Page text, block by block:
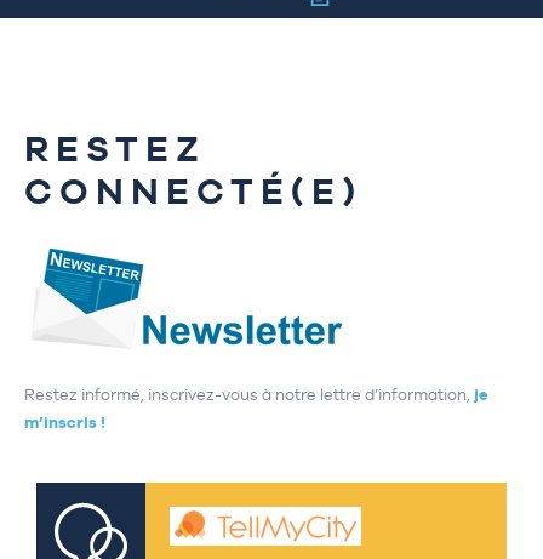
RESTEZ
CONNECTÉ(E)
Restez informé, inscrivez-vous à notre lettre d’information, je
m’inscris !